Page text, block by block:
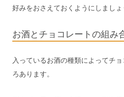
好みをおさえておくようにしましょ
お酒とチョコレートの組み
入っているお酒の種類によってチ
ろあります。